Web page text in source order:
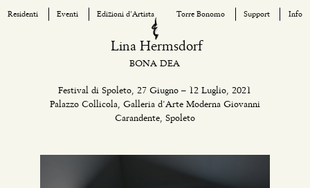
Residenti Eventi Edizioni d’Artista Torre Bonomo Support Info
Lina Hermsdorf
BONA DEA
Festival di Spoleto, 27 Giugno – 12 Luglio, 2021
Palazzo Collicola, Galleria d’Arte Moderna Giovanni
Carandente, Spoleto